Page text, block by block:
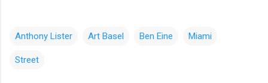
Anthony Lister Art Basel Ben Eine Miami
Street